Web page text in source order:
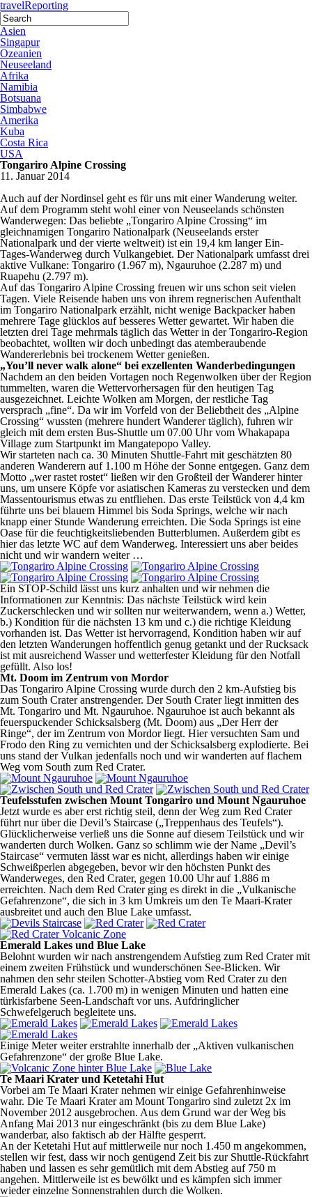
travelReporting
Asien
Singapur
Ozeanien
Neuseeland
Afrika
Namibia
Botsuana
Simbabwe
Amerika
Kuba
Costa Rica
USA
Tongariro Alpine Crossing
11. Januar 2014
Auch auf der Nordinsel geht es für uns mit einer Wanderung weiter.
Auf dem Programm steht wohl einer von Neuseelands schönsten
Wanderwegen: Das beliebte „Tongariro Alpine Crossing“ im
gleichnamigen Tongariro Nationalpark (Neuseelands erster
Nationalpark und der vierte weltweit) ist ein 19,4 km langer Ein-
Tages-Wanderweg durch Vulkangebiet. Der Nationalpark umfasst drei
aktive Vulkane: Tongariro (1.967 m), Ngauruhoe (2.287 m) und
Ruapehu (2.797 m).
Auf das Tongariro Alpine Crossing freuen wir uns schon seit vielen
Tagen. Viele Reisende haben uns von ihrem regnerischen Aufenthalt
im Tongariro Nationalpark erzählt, nicht wenige Backpacker haben
mehrere Tage glücklos auf besseres Wetter gewartet. Wir haben die
letzten drei Tage mehrmals täglich das Wetter in der Tongariro-Region
beobachtet, wollten wir doch unbedingt das atemberaubende
Wandererlebnis bei trockenem Wetter genießen.
„You’ll never walk alone“ bei exzellenten Wanderbedingungen
Nachdem an den beiden Vortagen noch Regenwolken über der Region
tummelten, waren die Wettervorhersagen für den heutigen Tag
ausgezeichnet. Leichte Wolken am Morgen, der restliche Tag
versprach „fine“. Da wir im Vorfeld von der Beliebtheit des „Alpine
Crossing“ wussten (mehrere hundert Wanderer täglich), fuhren wir
gleich mit dem ersten Bus-Shuttle um 07.00 Uhr vom Whakapapa
Village zum Startpunkt im Mangatepopo Valley.
Wir starteten nach ca. 30 Minuten Shuttle-Fahrt mit geschätzten 80
anderen Wanderern auf 1.100 m Höhe der Sonne entgegen. Ganz dem
Motto „wer rastet rostet“ ließen wir den Großteil der Wanderer hinter
uns, um unsere Köpfe vor asiatischen Kameras zu verstecken und dem
Massentourismus etwas zu entfliehen. Das erste Teilstück von 4,4 km
führte uns bei blauem Himmel bis Soda Springs, welche wir nach
knapp einer Stunde Wanderung erreichten. Die Soda Springs ist eine
Oase für die feuchtigkeitsliebenden Butterblumen. Außerdem gibt es
hier das letzte WC auf dem Wanderweg. Interessiert uns aber beides
nicht und wir wandern weiter …
Ein STOP-Schild lässt uns kurz anhalten und wir nehmen die
Informationen zur Kenntnis: Das nächste Teilstück wird kein
Zuckerschlecken und wir sollten nur weiterwandern, wenn a.) Wetter,
b.) Kondition für die nächsten 13 km und c.) die richtige Kleidung
vorhanden ist. Das Wetter ist hervorragend, Kondition haben wir auf
den letzten Wanderungen hoffentlich genug getankt und der Rucksack
ist mit ausreichend Wasser und wetterfester Kleidung für den Notfall
gefüllt. Also los!
Mt. Doom im Zentrum von Mordor
Das Tongariro Alpine Crossing wurde durch den 2 km-Aufstieg bis
zum South Crater anstrengender. Der South Crater liegt inmitten des
Mt. Tongariro und Mt. Ngauruhoe. Ngauruhoe ist auch bekannt als
feuerspuckender Schicksalsberg (Mt. Doom) aus „Der Herr der
Ringe“, der im Zentrum von Mordor liegt. Hier versuchten Sam und
Frodo den Ring zu vernichten und der Schicksalsberg explodierte. Bei
uns stand der Vulkan jedenfalls noch und wir wanderten auf flachem
Weg vom South zum Red Crater.
Teufelsstufen zwischen Mount Tongariro und Mount Ngauruhoe
Jetzt wurde es aber erst richtig steil, denn der Weg zum Red Crater
führt nur über die Devil’s Staircase („Treppenhaus des Teufels“).
Glücklicherweise verließ uns die Sonne auf diesem Teilstück und wir
wanderten durch Wolken. Ganz so schlimm wie der Name „Devil’s
Staircase“ vermuten lässt war es nicht, allerdings haben wir einige
Schweißperlen abgegeben, bevor wir den höchsten Punkt des
Wanderweges, den Red Crater, gegen 10.00 Uhr auf 1.886 m
erreichten. Nach dem Red Crater ging es direkt in die „Vulkanische
Gefahrenzone“, die sich in 3 km Umkreis um den Te Maari-Krater
ausbreitet und auch den Blue Lake umfasst.
Emerald Lakes und Blue Lake
Belohnt wurden wir nach anstrengendem Aufstieg zum Red Crater mit
einem zweiten Frühstück und wunderschönen See-Blicken. Wir
nahmen den sehr steilen Schotter-Abstieg vom Red Crater zu den
Emerald Lakes (ca. 1.700 m) in wenigen Minuten und hatten eine
türkisfarbene Seen-Landschaft vor uns. Aufdringlicher
Schwefelgeruch begleitete uns.
Einige Meter weiter erstrahlte innerhalb der „Aktiven vulkanischen
Gefahrenzone“ der große Blue Lake.
Te Maari Krater und Ketetahi Hut
Vorbei am Te Maari Krater nehmen wir einige Gefahrenhinweise
wahr. Die Te Maari Krater am Mount Tongariro sind zuletzt 2x im
November 2012 ausgebrochen. Aus dem Grund war der Weg bis
Anfang Mai 2013 nur eingeschränkt (bis zu dem Blue Lake)
wanderbar, also faktisch ab der Hälfte gesperrt.
An der Ketetahi Hut auf mittlerweile nur noch 1.450 m angekommen,
stellen wir fest, dass wir noch genügend Zeit bis zur Shuttle-Rückfahrt
haben und lassen es sehr gemütlich mit dem Abstieg auf 750 m
angehen. Mittlerweile ist es bewölkt und es kämpfen sich immer
wieder einzelne Sonnenstrahlen durch die Wolken.